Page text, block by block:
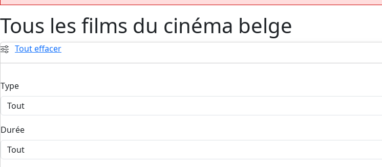
Tous les films du cinéma belge
Tout effacer
Type
Durée